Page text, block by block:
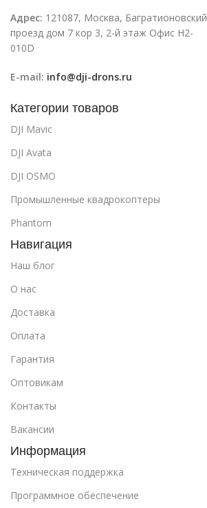
Адрес: 121087, Москва, Багратионовский
проезд дом 7 кор 3, 2-й этаж Офис H2-
010D
E-mail: info@dji-drons.ru
Категории товаров
DJI Mavic
DJI Avata
DJI OSMO
Промышленные квадрокоптеры
Phantom
Навигация
Наш блог
О нас
Доставка
Оплата
Гарантия
Оптовикам
Контакты
Вакансии
Информация
Техническая поддержка
Программное обеспечение